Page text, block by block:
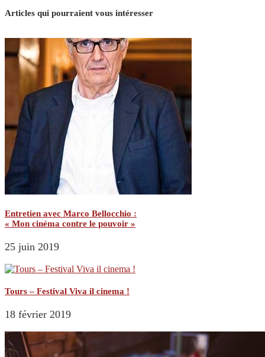
Articles qui pourraient vous intéresser
Entretien avec Marco Bellocchio :
« Mon cinéma contre le pouvoir »
25 juin 2019
Tours – Festival Viva il cinema !
18 février 2019